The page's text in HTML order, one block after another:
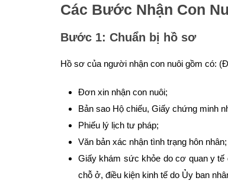
Các Bước Nhận Con
Bước 1: Chuẩn bị hồ sơ
Hồ sơ của người nhận con nuôi gồm có:
Đơn xin nhận con nuôi;
Bản sao Hộ chiếu, Giấy chứng minh
Phiếu lý lịch tư pháp;
Văn bản xác nhận tình trạng hôn
Giấy khám sức khỏe do cơ quan y tế
chỗ ở, điều kiện kinh tế do Ủy ban